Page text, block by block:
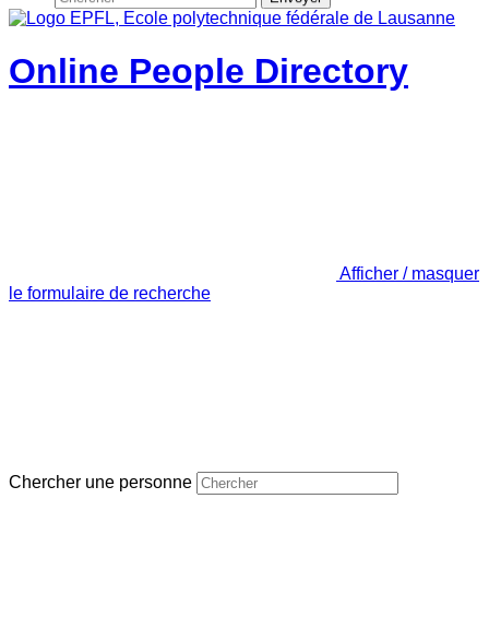
Online People Directory
Afficher / masquer
le formulaire de recherche
Chercher une personne